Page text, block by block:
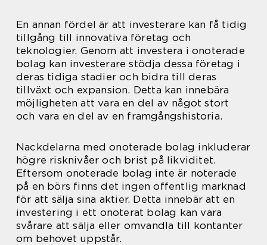
En annan fördel är att investerare kan få tidig
tillgång till innovativa företag och
teknologier. Genom att investera i onoterade
bolag kan investerare stödja dessa företag i
deras tidiga stadier och bidra till deras
tillväxt och expansion. Detta kan innebära
möjligheten att vara en del av något stort
och vara en del av en framgångshistoria.
Nackdelarna med onoterade bolag inkluderar
högre risknivåer och brist på likviditet.
Eftersom onoterade bolag inte är noterade
på en börs finns det ingen offentlig marknad
för att sälja sina aktier. Detta innebär att en
investering i ett onoterat bolag kan vara
svårare att sälja eller omvandla till kontanter
om behovet uppstår.